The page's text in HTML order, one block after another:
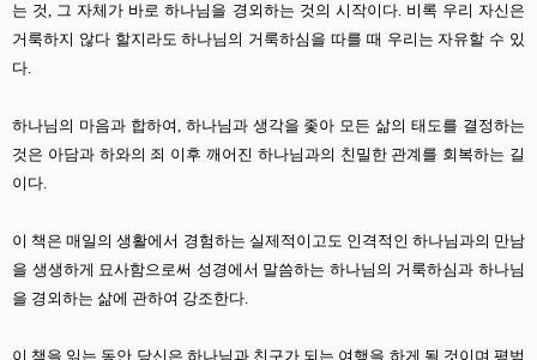
는 것, 그 자체가 바로 하나님을 경외하는 것의 시작이다. 비록 우리 자신은
거룩하지 않다 할지라도 하나님의 거룩하심을 따를 때 우리는 자유할 수 있
다.
하나님의 마음과 합하여, 하나님과 생각을 좇아 모든 삶의 태도를 결정하는
것은 아담과 하와의 죄 이후 깨어진 하나님과의 친밀한 관계를 회복하는 길
이다.
이 책은 매일의 생활에서 경험하는 실제적이고도 인격적인 하나님과의 만남
을 생생하게 묘사함으로써 성경에서 말씀하는 하나님의 거룩하심과 하나님
을 경외하는 삶에 관하여 강조한다.
이 책을 읽는 동안 당신은 하나님과 친구가 되는 여행을 하게 될 것이며 평범